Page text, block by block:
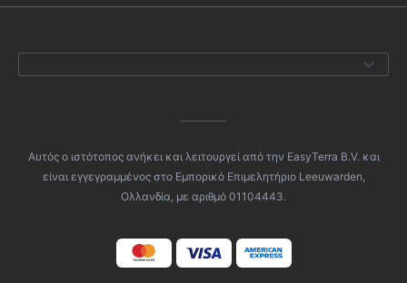
Αυτός ο ιστότοπος ανήκει και λειτουργεί από την EasyTerra B.V. και
είναι εγγεγραμμένος στο Εμπορικό Επιμελητήριο Leeuwarden,
Ολλανδία, με αριθμό 01104443.